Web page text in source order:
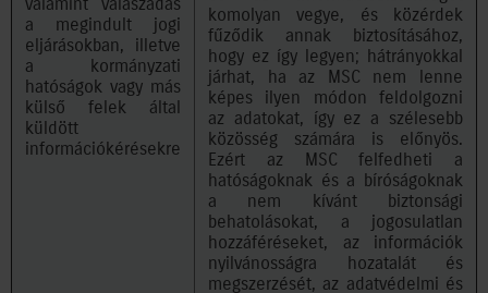
a megindult jogi
eljárásokban, illetve
a kormányzati
hatóságok vagy más
külső felek által
küldött
információkérésekre
komolyan vegye, és közérdek
fűződik annak biztosításához,
hogy ez így legyen; hátrányokkal
járhat, ha az MSC nem lenne
képes ilyen módon feldolgozni
az adatokat, így ez a szélesebb
közösség számára is előnyös.
Ezért az MSC felfedheti a
hatóságoknak és a bíróságoknak
a nem kívánt biztonsági
behatolásokat, a jogosulatlan
hozzáféréseket, az információk
nyilvánosságra hozatalát és
megszerzését, az adatvédelmi és